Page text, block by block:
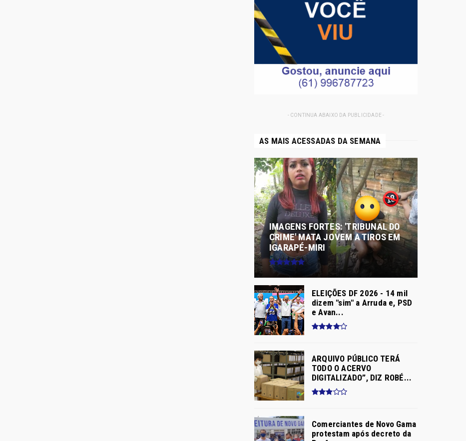
- CONTINUA ABAIXO DA PUBLICIDADE -
AS MAIS ACESSADAS DA SEMANA
IMAGENS FORTES: 'TRIBUNAL DO
CRIME' MATA JOVEM A TIROS EM
IGARAPÉ-MIRI
ELEIÇÕES DF 2026 - 14 mil
dizem "sim" a Arruda e, PSD
e Avan...
ARQUIVO PÚBLICO TERÁ
TODO O ACERVO
DIGITALIZADO”, DIZ ROBÉ...
Comerciantes de Novo Gama
protestam após decreto da